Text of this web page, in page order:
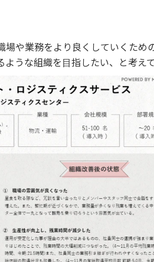
や業務をより良くしていくため
うな組織を⽬指したい、と考えて